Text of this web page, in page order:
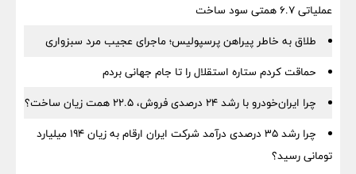
عملیاتی ۶.۷ همتی سود ساخت
طلاق به خاطر پیراهن پرسپولیس؛ ماجرای عجیب مرد سبزواری
حماقت کردم ستاره استقلال را تا جام جهانی بردم
چرا ایران‌خودرو با رشد ۲۴ درصدی فروش، ۲۲.۵ همت زیان ساخت؟
چرا رشد ۳۵ درصدی درآمد شرکت ایران ارقام به زیان ۱۹۴ میلیارد
تومانی رسید؟